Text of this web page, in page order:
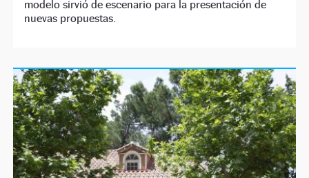
modelo sirvió de escenario para la presentación de
nuevas propuestas.